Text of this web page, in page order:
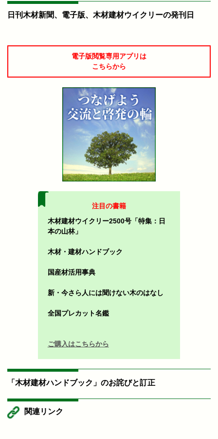
日刊木材新聞、電子版、木材建材ウイクリーの発刊日
電子版閲覧専用アプリは
こちらから
注目の書籍
木材建材ウイクリー2500号「特集：日
本の山林」
木材・建材ハンドブック
国産材活用事典
新・今さら人には聞けない木のはなし
全国プレカット名鑑
ご購入はこちらから
「木材建材ハンドブック」のお詫びと訂正
関連リンク